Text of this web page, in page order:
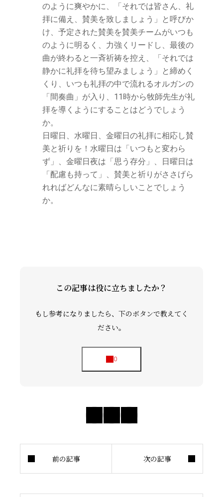
のように爽やかに、「それでは皆さん、礼
拝に備え、賛美を致しましょう」と呼びか
け、予定された賛美を賛美チームがいつも
のように明るく、力強くリードし、最後の
曲が終わると一斉祈祷を控え、「それでは
静かに礼拝を待ち望みましょう」と締めく
くり、いつも礼拝の中で流れるオルガンの
「間奏曲」が入り、11時から牧師先生が礼
拝を導くようにすることはどうでしょう
か。
日曜日、水曜日、金曜日の礼拝に相応し賛
美と祈りを！水曜日は「いつもと変わら
ず」、金曜日夜は「思う存分」、日曜日は
「配慮も持って」、賛美と祈りがささげら
れればどんなに素晴らしいことでしょう
か。
この記事は役に立ちましたか？
もし参考になりましたら、下のボタンで教えてく
ださい。